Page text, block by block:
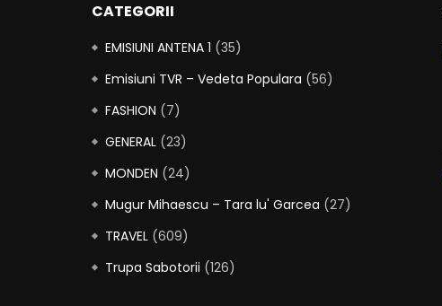
CATEGORII
EMISIUNI ANTENA 1 (35)
Emisiuni TVR – Vedeta Populara (56)
FASHION (7)
GENERAL (23)
MONDEN (24)
Mugur Mihaescu – Tara lu' Garcea (27)
TRAVEL (609)
Trupa Sabotorii (126)